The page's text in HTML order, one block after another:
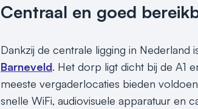
Centraal en goed
Dankzij de centrale ligging in Nederland
Barneveld. Het dorp ligt dicht bij de A1
meeste vergaderlocaties bieden
snelle WiFi, audiovisuele apparatuur en